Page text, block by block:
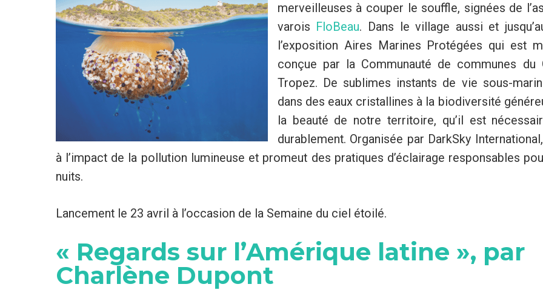
merveilleuses à couper le souffle, signées de
varois FloBeau. Dans le village aussi et
l’exposition Aires Marines Protégées qui est
conçue par la Communauté de communes du
Tropez. De sublimes instants de vie sous-
dans des eaux cristallines à la biodiversité
la beauté de notre territoire, qu’il est
durablement. Organisée par DarkSky
à l’impact de la pollution lumineuse et promeut des pratiques d’éclairage responsables
nuits.
Lancement le 23 avril à l’occasion de la Semaine du ciel étoilé.
« Regards sur l’Amérique latine », par
Charlène Dupont